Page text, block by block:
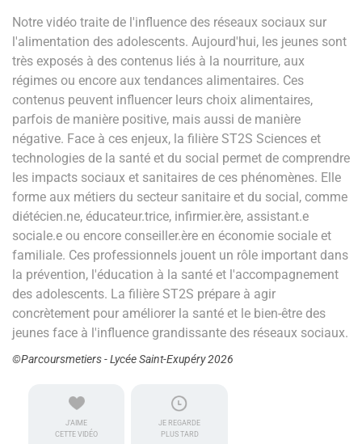
Notre vidéo traite de l'influence des réseaux sociaux sur
l'alimentation des adolescents. Aujourd'hui, les jeunes sont
très exposés à des contenus liés à la nourriture, aux
régimes ou encore aux tendances alimentaires. Ces
contenus peuvent influencer leurs choix alimentaires,
parfois de manière positive, mais aussi de manière
négative. Face à ces enjeux, la filière ST2S Sciences et
technologies de la santé et du social permet de comprendre
les impacts sociaux et sanitaires de ces phénomènes. Elle
forme aux métiers du secteur sanitaire et du social, comme
diétécien.ne, éducateur.trice, infirmier.ère, assistant.e
sociale.e ou encore conseiller.ère en économie sociale et
familiale. Ces professionnels jouent un rôle important dans
la prévention, l'éducation à la santé et l'accompagnement
des adolescents. La filière ST2S prépare à agir
concrètement pour améliorer la santé et le bien-être des
jeunes face à l'influence grandissante des réseaux sociaux.
©Parcoursmetiers - Lycée Saint-Exupéry 2026
J'AIME
CETTE VIDÉO
JE REGARDE
PLUS TARD